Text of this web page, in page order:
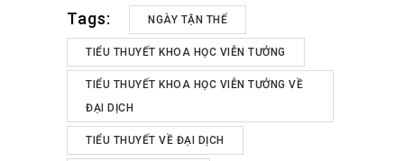
Tags: NGÀY TẬN THẾ
TIỂU THUYẾT KHOA HỌC VIỄN TƯỞNG
TIỂU THUYẾT KHOA HỌC VIỄN TƯỞNG VỀ
ĐẠI DỊCH
TIỂU THUYẾT VỀ ĐẠI DỊCH